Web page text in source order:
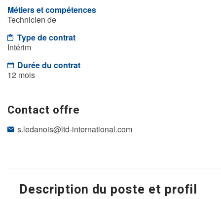
Métiers et compétences
Technicien de
Type de contrat
Intérim
Durée du contrat
12 mois
Contact offre
s.ledanois@ltd-international.com
Description du poste et profil